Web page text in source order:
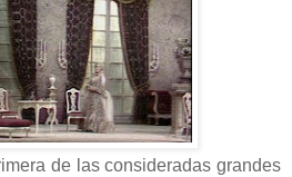
de las consideradas grandes